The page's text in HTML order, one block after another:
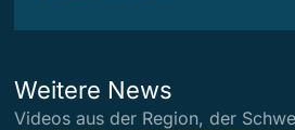
Weitere News
Videos aus der Region, der